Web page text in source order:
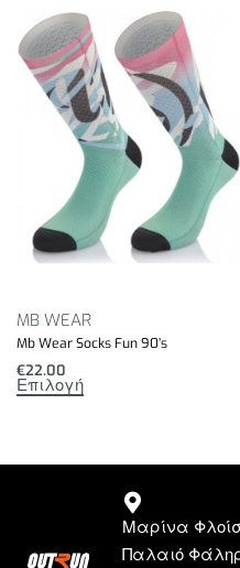
MB WEAR
Mb Wear Socks Fun 90’s
€22.00
Επιλογή
Μαρίνα
Παλαιό